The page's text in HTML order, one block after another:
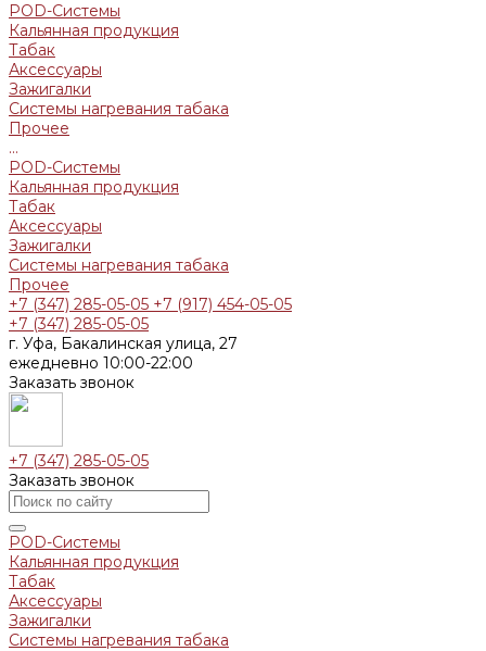
POD-Системы
Кальянная продукция
Табак
Аксессуары
Зажигалки
Системы нагревания табака
Прочее
...
POD-Системы
Кальянная продукция
Табак
Аксессуары
Зажигалки
Системы нагревания табака
Прочее
+7 (347) 285-05-05 +7 (917) 454-05-05
+7 (347) 285-05-05
г. Уфа, Бакалинская улица, 27
ежедневно 10:00-22:00
Заказать звонок
+7 (347) 285-05-05
Заказать звонок
POD-Системы
Кальянная продукция
Табак
Аксессуары
Зажигалки
Системы нагревания табака